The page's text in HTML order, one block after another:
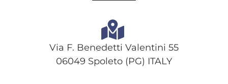
Via F. Benedetti Valentini 55
06049 Spoleto (PG) ITALY